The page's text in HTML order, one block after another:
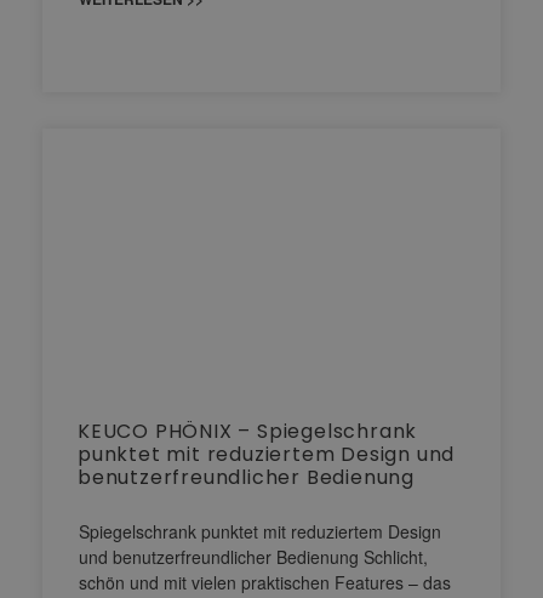
KEUCO PHÖNIX – Spiegelschrank
punktet mit reduziertem Design und
benutzerfreundlicher Bedienung
Spiegelschrank punktet mit reduziertem Design
und benutzerfreundlicher Bedienung Schlicht,
schön und mit vielen praktischen Features – das